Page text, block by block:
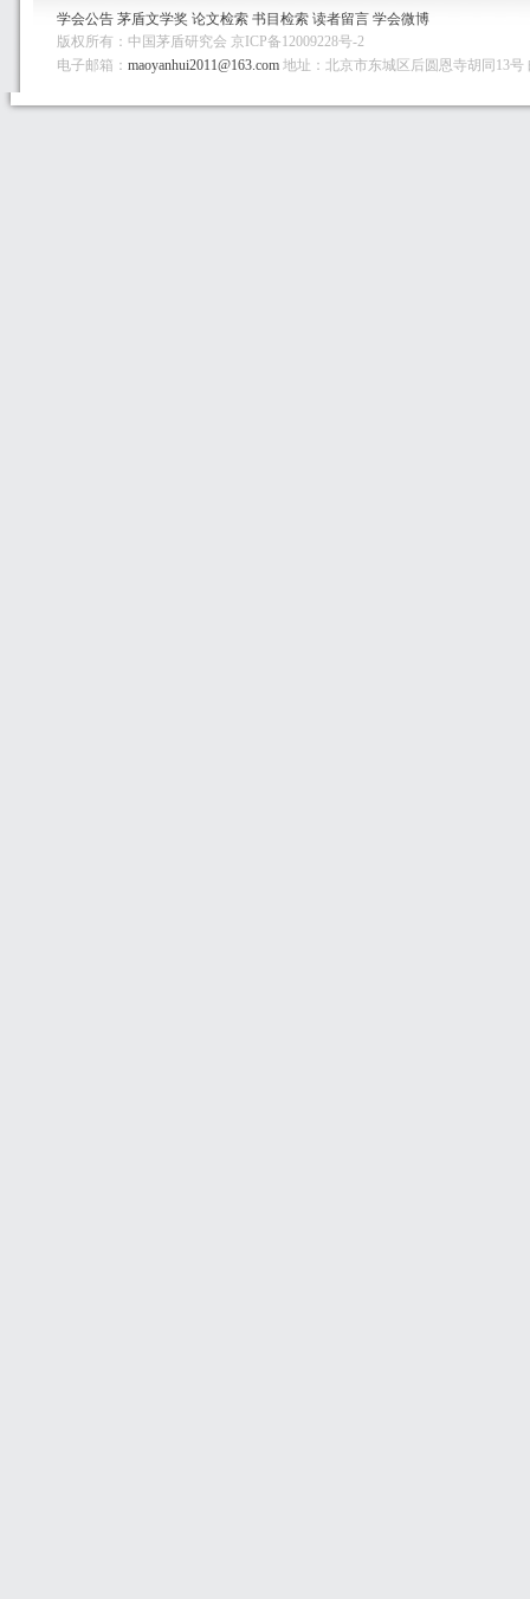
学会公告 茅盾文学奖 论文检索 书目检索 读者留言 学会微博
版权所有：中国茅盾研究会 京ICP备12009228号-2
电子邮箱： maoyanhui2011@163.com 地址：北京市东城区后圆恩寺胡同13号